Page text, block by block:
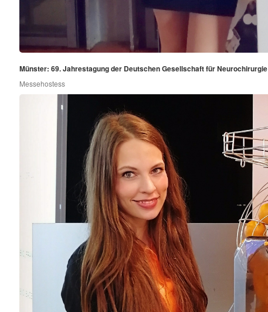
Münster: 69. Jahrestagung der Deutschen Gesellschaft für Neurochirurgie
Messehostess